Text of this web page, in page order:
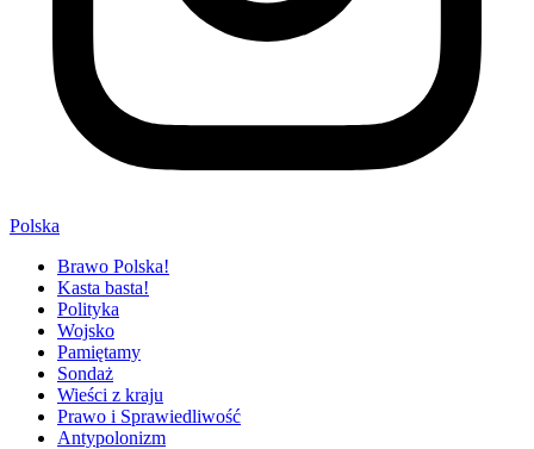
Polska
Brawo Polska!
Kasta basta!
Polityka
Wojsko
Pamiętamy
Sondaż
Wieści z kraju
Prawo i Sprawiedliwość
Antypolonizm